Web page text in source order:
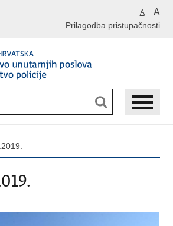
A A
Prilagodba pristupačnosti